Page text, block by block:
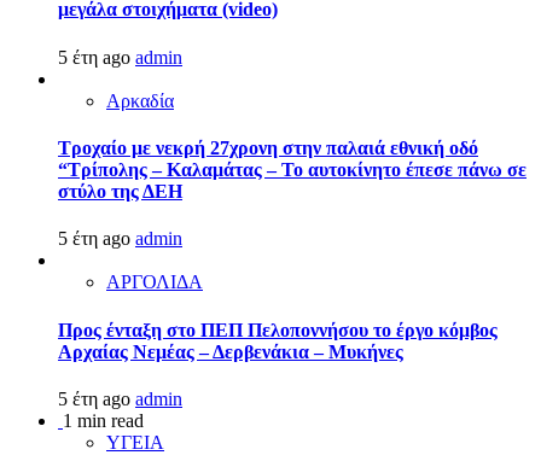
μεγάλα στοιχήματα (video)
5 έτη ago admin
Αρκαδία
Τροχαίο με νεκρή 27χρονη στην παλαιά εθνική οδό
“Τρίπολης – Καλαμάτας – Το αυτοκίνητο έπεσε πάνω σε
στύλο της ΔΕΗ
5 έτη ago admin
ΑΡΓΟΛΙΔΑ
Προς ένταξη στο ΠΕΠ Πελοποννήσου το έργο κόμβος
Αρχαίας Νεμέας – Δερβενάκια – Μυκήνες
5 έτη ago admin
1 min read
ΥΓΕΙΑ